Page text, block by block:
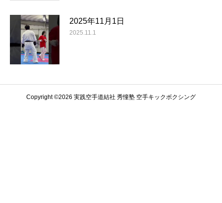
2025年11月1日
2025.11.1
Copyright ©️2026 実践空手道結社 秀憧塾 空手キックボクシング